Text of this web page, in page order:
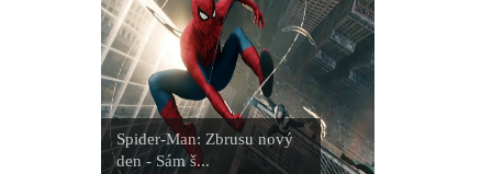
Spider-Man: Zbrusu nový
den - Sám š...